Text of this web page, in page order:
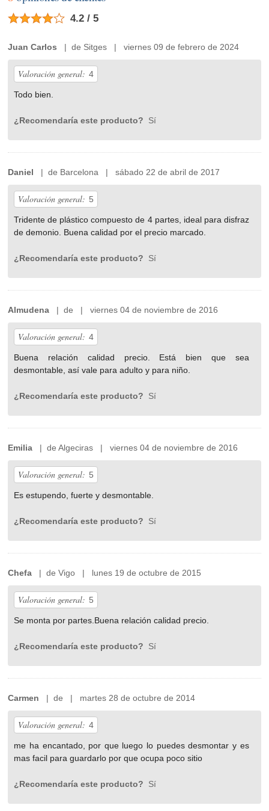
4.2 / 5
Juan Carlos | de Sitges | viernes 09 de febrero de 2024
Valoración general: 4
Todo bien.
¿Recomendaría este producto? Sí
Daniel | de Barcelona | sábado 22 de abril de 2017
Valoración general: 5
Tridente de plástico compuesto de 4 partes, ideal para disfraz
de demonio. Buena calidad por el precio marcado.
¿Recomendaría este producto? Sí
Almudena | de | viernes 04 de noviembre de 2016
Valoración general: 4
Buena relación calidad precio. Está bien que sea
desmontable, así vale para adulto y para niño.
¿Recomendaría este producto? Sí
Emilia | de Algeciras | viernes 04 de noviembre de 2016
Valoración general: 5
Es estupendo, fuerte y desmontable.
¿Recomendaría este producto? Sí
Chefa | de Vigo | lunes 19 de octubre de 2015
Valoración general: 5
Se monta por partes.Buena relación calidad precio.
¿Recomendaría este producto? Sí
Carmen | de | martes 28 de octubre de 2014
Valoración general: 4
me ha encantado, por que luego lo puedes desmontar y es
mas facil para guardarlo por que ocupa poco sitio
¿Recomendaría este producto? Sí